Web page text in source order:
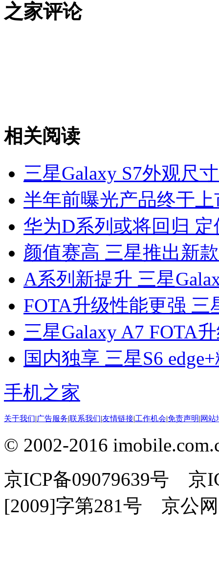
之家评论
相关阅读
三星Galaxy S7外观尺
半年前曝光产品终于
华为D系列或将回归
颜值赛高 三星推出新
A系列新提升 三星
FOTA升级性能更强 三
三星Galaxy A7 FOTA
国内独享 三星S6
手机之家
关于我们|广告服务|联系我们|友情链接|工作机会|免责声明|网站
© 2002-2016
京ICP备09079639号 京
[2009]字第281号 京公网